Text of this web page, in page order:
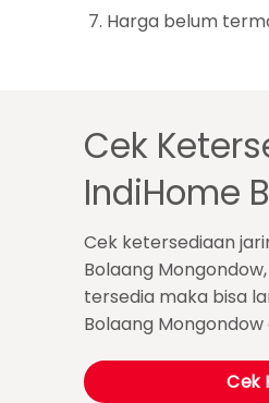
Harga belum
Cek
IndiHome
Cek ketersediaan
Bolaang
tersedia maka bisa
Bolaang
Cek